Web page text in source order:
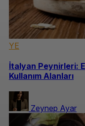
YE
İtalyan Peynirleri:
Kullanım Alanları
Zeynep Ayar